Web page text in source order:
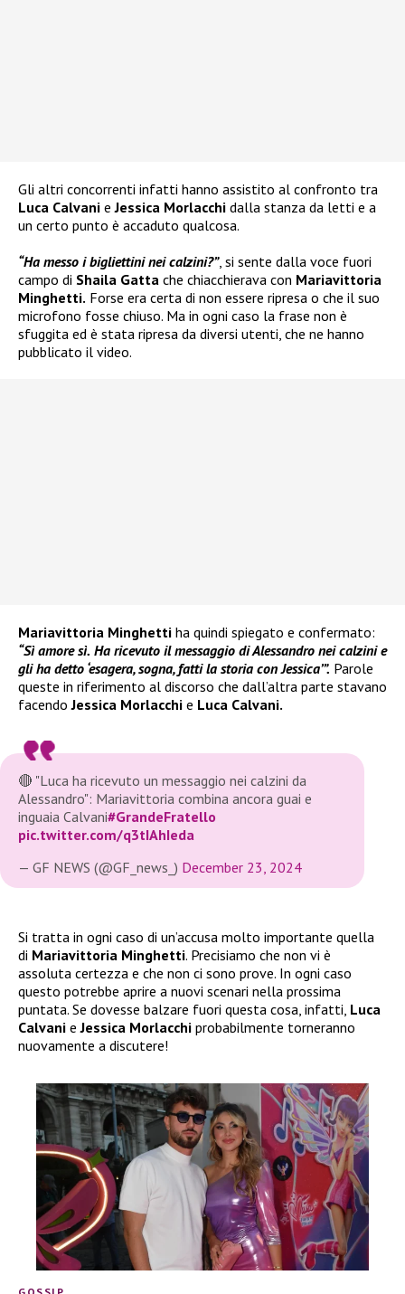
Gli altri concorrenti infatti hanno assistito al confronto tra
Luca Calvani e Jessica Morlacchi dalla stanza da letti e a
un certo punto è accaduto qualcosa.
“Ha messo i bigliettini nei calzini?”, si sente dalla voce fuori
campo di Shaila Gatta che chiacchierava con Mariavittoria
Minghetti. Forse era certa di non essere ripresa o che il suo
microfono fosse chiuso. Ma in ogni caso la frase non è
sfuggita ed è stata ripresa da diversi utenti, che ne hanno
pubblicato il video.
Mariavittoria Minghetti ha quindi spiegato e confermato:
“Sì amore sì. Ha ricevuto il messaggio di Alessandro nei calzini e
gli ha detto ‘esagera, sogna, fatti la storia con Jessica’”. Parole
queste in riferimento al discorso che dall’altra parte stavano
facendoJessica Morlacchi e Luca Calvani.
🔴 "Luca ha ricevuto un messaggio nei calzini da
Alessandro": Mariavittoria combina ancora guai e
inguaia Calvani#GrandeFratello
pic.twitter.com/q3tIAhIeda
— GF NEWS (@GF_news_) December 23, 2024
Si tratta in ogni caso di un’accusa molto importante quella
di Mariavittoria Minghetti. Precisiamo che non vi è
assoluta certezza e che non ci sono prove. In ogni caso
questo potrebbe aprire a nuovi scenari nella prossima
puntata. Se dovesse balzare fuori questa cosa, infatti, Luca
Calvani e Jessica Morlacchi probabilmente torneranno
nuovamente a discutere!